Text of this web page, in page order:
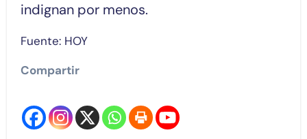
indignan por menos.
Fuente: HOY
Compartir